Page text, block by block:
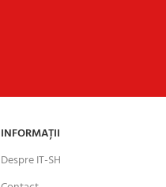
INFORMAȚII
Despre IT-SH